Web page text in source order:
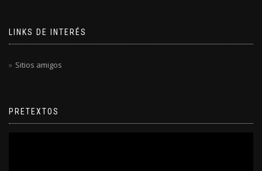
LINKS DE INTERÉS
Sitios amigos
PRETEXTOS